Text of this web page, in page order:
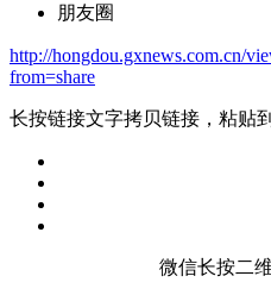
朋友圈
http://hongdou.gxnews.com.cn/
from=share
长按链接文字拷贝链接，粘贴
微信长按二